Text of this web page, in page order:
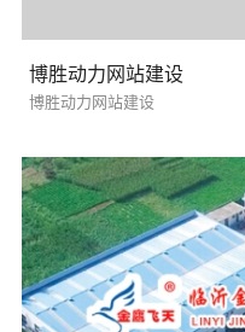
博胜动力网站建设
博胜动力网站建设
您的预算